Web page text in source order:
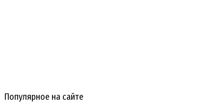
Популярное на сайте